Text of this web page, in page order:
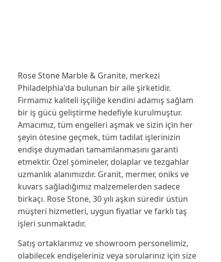
Rose Stone Marble & Granite, merkezi
Philadelphia'da bulunan bir aile şirketidir.
Firmamız kaliteli işçiliğe kendini adamış sağlam
bir iş gücü geliştirme hedefiyle kurulmuştur.
Amacımız, tüm engelleri aşmak ve sizin için her
şeyin ötesine geçmek, tüm tadilat işlerinizin
endişe duymadan tamamlanmasını garanti
etmektir. Özel şömineler, dolaplar ve tezgahlar
uzmanlık alanımızdır. Granit, mermer, oniks ve
kuvars sağladığımız malzemelerden sadece
birkaçı. Rose Stone, 30 yılı aşkın süredir üstün
müşteri hizmetleri, uygun fiyatlar ve farklı taş
işleri sunmaktadır.
Satış ortaklarımız ve showroom personelimiz,
olabilecek endişeleriniz veya sorularınız için size